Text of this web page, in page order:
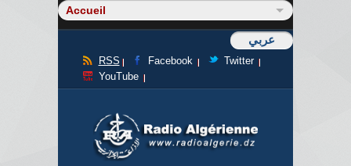
عربي
RSS Facebook
Twitter
YouTube